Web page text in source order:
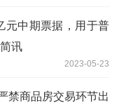
元中期票据，用于普
讯
2023-05-23
禁商品房交易环节出